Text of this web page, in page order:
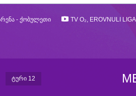
- ᲥᲝᲑᲣᲚᲔᲗᲘ TV O₂, EROVNULI LIGA
ᲢᲣᲠᲘ 12